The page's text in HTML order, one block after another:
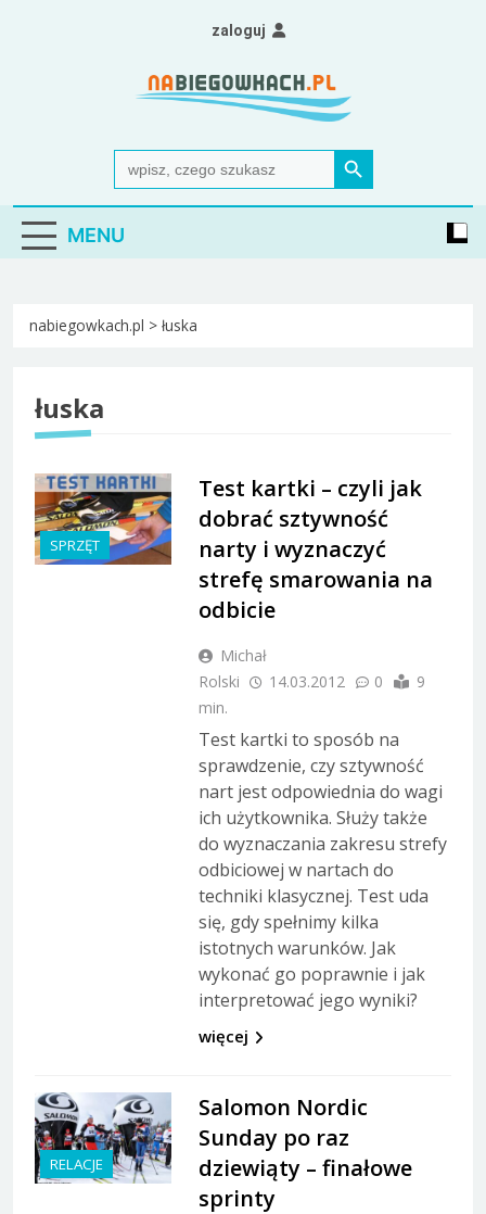
Nabiegowkach.pl
portal miłośników narciarstwa biegowego
Search
for:
Search Button
zaloguj
MENU
nabiegowkach.pl > łuska
łuska
SPRZĘT
Test kartki – czyli jak
dobrać sztywność
narty i wyznaczyć
strefę smarowania na
odbicie
Michał
Rolski
14.03.2012 0
9
min.
Test kartki to sposób na
sprawdzenie, czy sztywność
nart jest odpowiednia do wagi
ich użytkownika. Służy także
do wyznaczania zakresu strefy
odbiciowej w nartach do
techniki klasycznej. Test uda
się, gdy spełnimy kilka
istotnych warunków. Jak
wykonać go poprawnie i jak
interpretować jego wyniki?
więcej
RELACJE
Salomon Nordic
Sunday po raz
dziewiąty – finałowe
sprinty